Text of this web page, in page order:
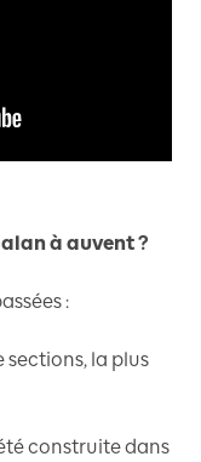
à auvent ?
:
sections, la plus
construite dans